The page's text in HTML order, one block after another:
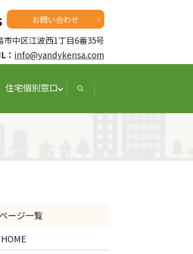
お問い合わせ
中区江波西1丁目6番35号
： info@yandykensa.com
住宅個別窓口
HOME